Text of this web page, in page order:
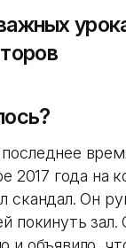
2017 года на
скандал. Он
покинуть зал.